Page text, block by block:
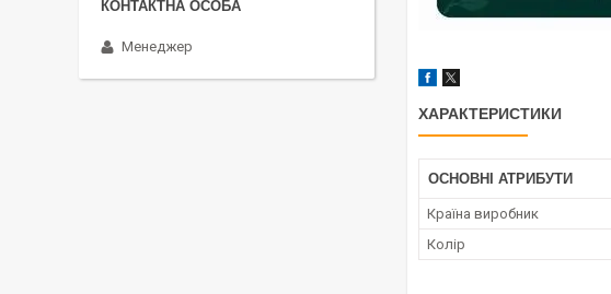
ХАРАКТЕРИСТИКИ
ОСНОВНІ АТРИБУТИ
Країна виробник
Колір
Менеджер